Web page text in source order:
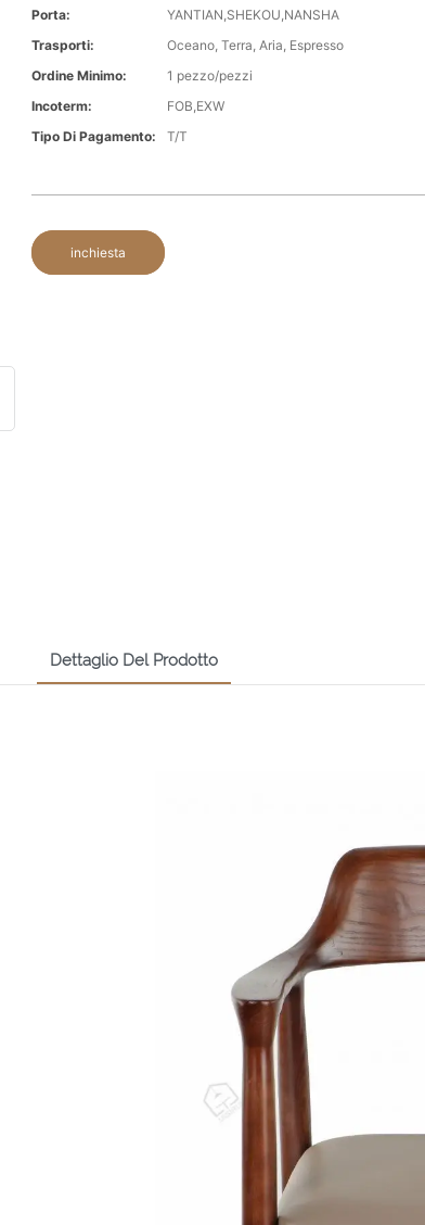
Porta:
YANTIAN,SHEKOU,NANSHA
Trasporti:
Oceano, Terra, Aria, Espresso
Ordine Minimo:
1 pezzo/pezzi
Incoterm:
FOB,EXW
Tipo Di Pagamento:
T/T
inchiesta
Dettaglio Del Prodotto